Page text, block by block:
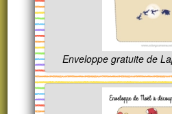
Enveloppe gratuite de